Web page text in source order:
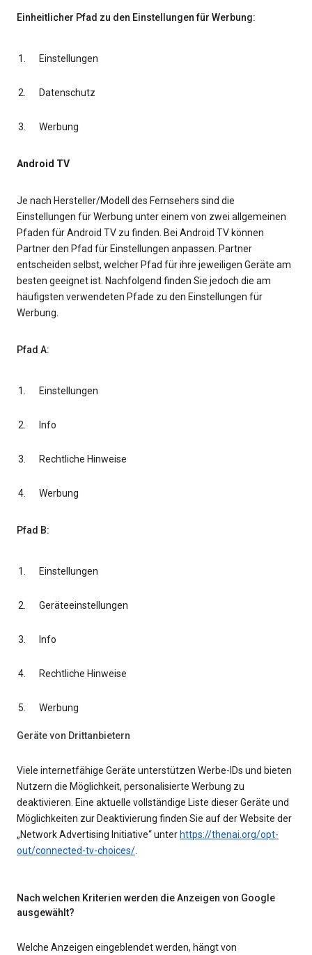
Einheitlicher Pfad zu den Einstellungen für Werbung:
Einstellungen
Datenschutz
Werbung
Android TV
Je nach Hersteller/Modell des Fernsehers sind die
Einstellungen für Werbung unter einem von zwei allgemeinen
Pfaden für Android TV zu finden. Bei Android TV können
Partner den Pfad für Einstellungen anpassen. Partner
entscheiden selbst, welcher Pfad für ihre jeweiligen Geräte am
besten geeignet ist. Nachfolgend finden Sie jedoch die am
häufigsten verwendeten Pfade zu den Einstellungen für
Werbung.
Pfad A:
Einstellungen
Info
Rechtliche Hinweise
Werbung
Pfad B:
Einstellungen
Geräteeinstellungen
Info
Rechtliche Hinweise
Werbung
Geräte von Drittanbietern
Viele internetfähige Geräte unterstützen Werbe-IDs und bieten
Nutzern die Möglichkeit, personalisierte Werbung zu
deaktivieren. Eine aktuelle vollständige Liste dieser Geräte und
Möglichkeiten zur Deaktivierung finden Sie auf der Website der
„Network Advertising Initiative“ unter https://thenai.org/opt-
out/connected-tv-choices/.
Nach welchen Kriterien werden die Anzeigen von Google
ausgewählt?
Welche Anzeigen eingeblendet werden, hängt von